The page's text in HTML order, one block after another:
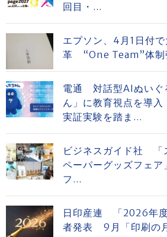
回目・...
エプソン、4月1日付
革 “One Team”体制
電通 対話型AIぬいぐ
ん」に教育視点を導
実証実験を踏ま...
ビジネスガイド社 「
ペーパーグッズフェ
フ...
日印産連 「2026年
者発表 9月「印刷の